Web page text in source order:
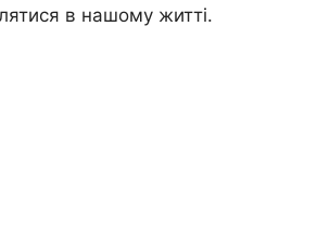
в нашому житті.